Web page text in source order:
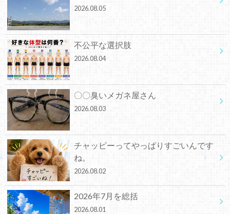
2026.08.05
不公平な選択肢
2026.08.04
〇〇臭いメガネ屋さん
2026.08.03
チャッピーってやっぱりすごいんです
ね。
2026.08.02
2026年7月を総括
2026.08.01